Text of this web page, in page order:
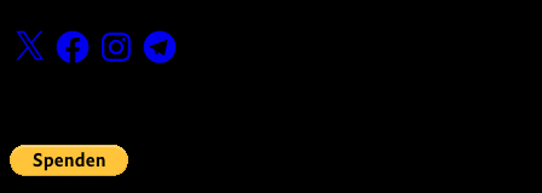
X FacebookInstagramTelegram